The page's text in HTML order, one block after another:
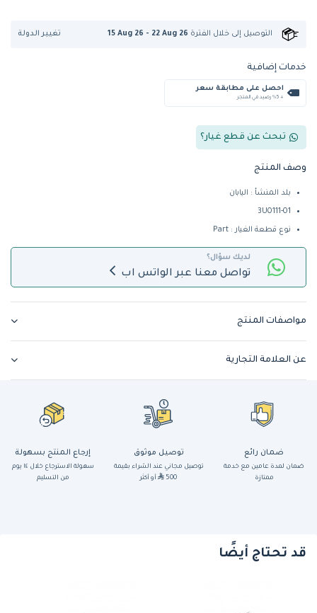
التوصيل إلى خلال الفترة 15 Aug 26 - 22 Aug 26 تغيير الدولة
خدمات إضافية
احصل على مطابقة سعر
+ %5 رصيد في المتجر
تبحث عن قطع غيار؟
وصف المنتج
بلد المنشأ : اليابان
3U0111-01
نوع قطعة الغيار : Part
لديك سؤال؟
تواصل معنا عبر الواتس اب
مواصفات المنتج
عن العلامة التجارية
ضمان رائع
ضمان لمدة عامين مع خدمة
ممتازة
توصيل موثوق
توصيل مجاني عند الشراء بقيمة
500
أو أكثر
إرجاع المنتج بسهولة
سهولة الاسترجاع خلال ١٤ يوم
من التسليم
قد تحتاج أيضًا